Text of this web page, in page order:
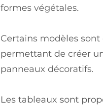
formes végétales.
Certains modèles
permettant de créer
panneaux décoratifs.
Les tableaux sont